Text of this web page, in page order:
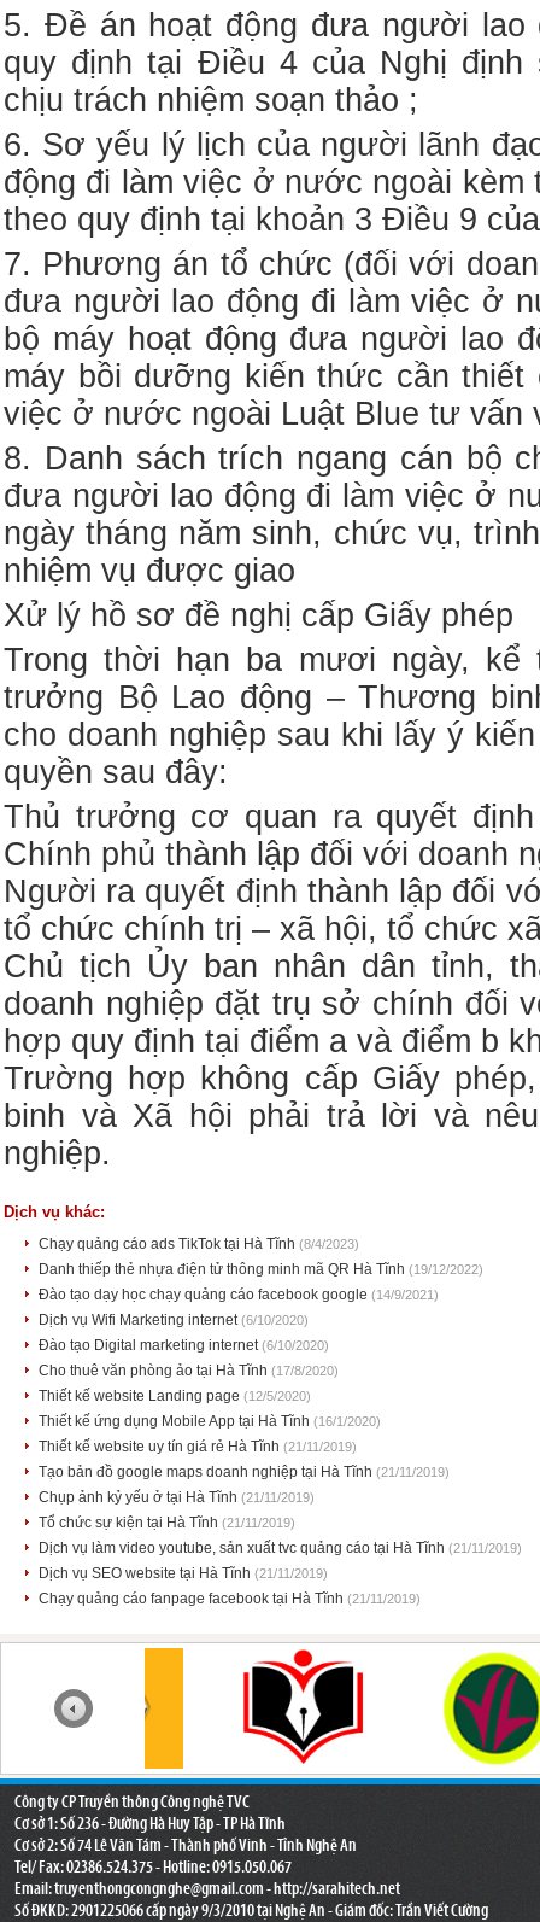
5. Đề án hoạt động đưa người
quy định tại Điều 4 của Nghị định
chịu trách nhiệm soạn thảo ;
6. Sơ yếu lý lịch của người lãnh
động đi làm việc ở nước ngoài
theo quy định tại khoản 3 Điều 9
7. Phương án tổ chức (đối với
đưa người lao động đi làm việc ở
bộ máy hoạt động đưa người lao
máy bồi dưỡng kiến thức cần
việc ở nước ngoài Luật Blue tư vấn
8. Danh sách trích ngang cán bộ
đưa người lao động đi làm việc ở
ngày tháng năm sinh, chức vụ,
nhiệm vụ được giao
Xử lý hồ sơ đề nghị cấp Giấy phép
Trong thời hạn ba mươi ngày,
trưởng Bộ Lao động – Thương
cho doanh nghiệp sau khi lấy ý
quyền sau đây:
Thủ trưởng cơ quan ra quyết
Chính phủ thành lập đối với doanh
Người ra quyết định thành lập đối
tổ chức chính trị – xã hội, tổ chức
Chủ tịch Ủy ban nhân dân tỉnh,
doanh nghiệp đặt trụ sở chính đối
hợp quy định tại điểm a và điểm b
Trường hợp không cấp Giấy
binh và Xã hội phải trả lời và
nghiệp.
Dịch vụ khác:
Chạy quảng cáo ads TikTok tại Hà Tĩnh (8/4/2023)
Danh thiếp thẻ nhựa điện tử thông minh mã QR Hà Tĩnh (19/12/2022)
Đào tạo dạy học chạy quảng cáo facebook google (14/9/2021)
Dịch vụ Wifi Marketing internet(6/10/2020)
Đào tạo Digital marketing internet(6/10/2020)
Cho thuê văn phòng ảo tại Hà Tĩnh (17/8/2020)
Thiết kế website Landing page (12/5/2020)
Thiết kế ứng dụng Mobile App tại Hà Tĩnh (16/1/2020)
Thiết kế website uy tín giá rẻ Hà Tĩnh (21/11/2019)
Tạo bản đồ google maps doanh nghiệp tại Hà Tĩnh (21/11/2019)
Chụp ảnh kỷ yếu ở tại Hà Tĩnh (21/11/2019)
Tổ chức sự kiện tại Hà Tĩnh (21/11/2019)
Dịch vụ làm video youtube, sản xuất tvc quảng cáo tại Hà Tĩnh (21/11/2019)
Dịch vụ SEO website tại Hà Tĩnh (21/11/2019)
Chạy quảng cáo fanpage facebook tại Hà Tĩnh (21/11/2019)
Công ty CP Truyền thông Công nghệ TVC
Cơ sở 1: Số 236 - Đường Hà Huy Tập - TP Hà Tĩnh
Cơ sở 2: Số 74 Lê Văn Tám - Thành phố Vinh - Tỉnh Nghệ An
Tel/ Fax: 02386.524.375 - Hotline: 0915.050.067
Email:truyenthongcongnghe@gmail.com- http://sarahitech.net
Số ĐKKD: 2901225066 cấp ngày 9/3/2010 tại Nghệ An - Giám đốc: Trần Viết Cường